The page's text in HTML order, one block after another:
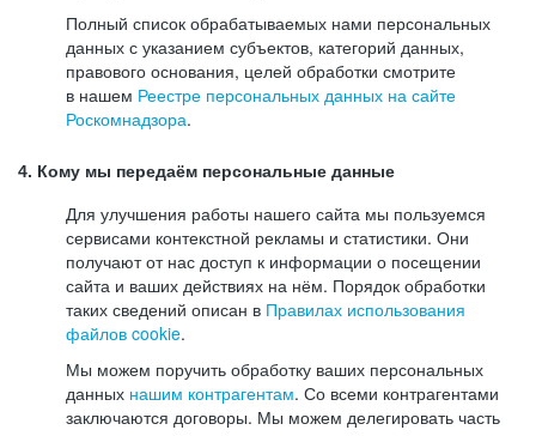
Полный список обрабатываемых нами персональных
данных с указанием субъектов, категорий данных,
правового основания, целей обработки смотрите
в нашем Реестре персональных данных на сайте
Роскомнадзора.
4. Кому мы передаём персональные данные
Для улучшения работы нашего сайта мы пользуемся
сервисами контекстной рекламы и статистики. Они
получают от нас доступ к информации о посещении
сайта и ваших действиях на нём. Порядок обработки
таких сведений описан в Правилах использования
файлов cookie.
Мы можем поручить обработку ваших персональных
данных нашим контрагентам. Со всеми контрагентами
заключаются договоры. Мы можем делегировать часть